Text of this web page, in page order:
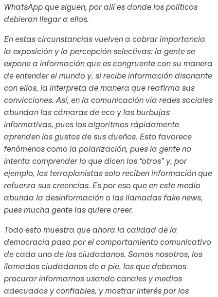
WhatsApp que siguen, por allí es donde los políticos
debieran llegar a ellos.
En estas circunstancias vuelven a cobrar importancia
la exposición y la percepción selectivas: la gente se
expone a información que es congruente con su manera
de entender el mundo y, si recibe información disonante
con ellos, la interpreta de manera que reafirma sus
convicciones. Así, en la comunicación vía redes sociales
abundan las cámaras de eco y las burbujas
informativas, pues los algoritmos rápidamente
aprenden los gustos de sus dueños. Esto favorece
fenómenos como la polarización, pues la gente no
intenta comprender lo que dicen los “otros” y, por
ejemplo, los terraplanistas solo reciben información que
refuerza sus creencias. Es por eso que en este medio
abunda la desinformación o las llamadas fake news,
pues mucha gente las quiere creer.
Todo esto muestra que ahora la calidad de la
democracia pasa por el comportamiento comunicativo
de cada uno de los ciudadanos. Somos nosotros, los
llamados ciudadanos de a pie, los que debemos
procurar informarnos usando canales y medios
adecuados y confiables, y mostrar interés por los